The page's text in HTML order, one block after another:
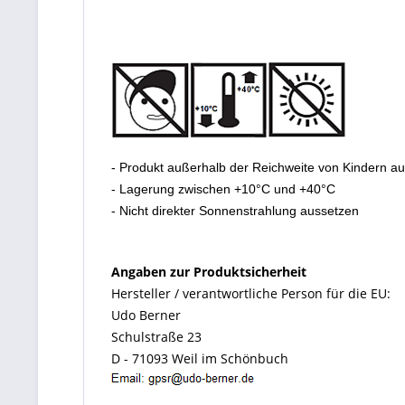
- Produkt außerhalb der Reichweite von Kindern
- Lagerung zwischen +10°C und +40°C
- Nicht direkter Sonnenstrahlung aussetzen
Angaben zur Produktsicherheit
Hersteller / verantwortliche Person für die EU:
Udo Berner
Schulstraße 23
D - 71093 Weil im Schönbuch